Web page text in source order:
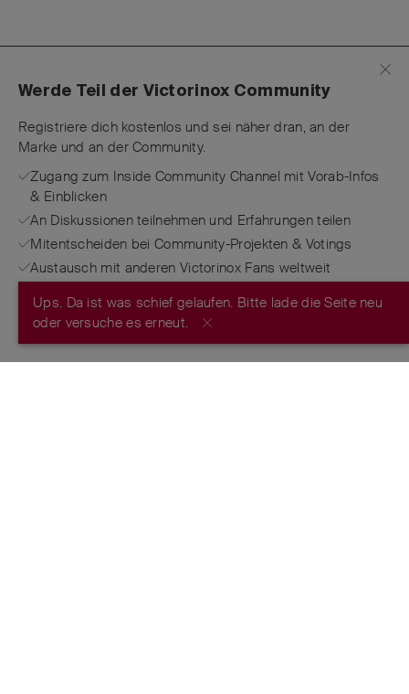
Ups. Da ist was schief gelaufen. Bitte lade die Seite neu
oder versuche es erneut.
Werde Teil der Victorinox Community
Registriere dich kostenlos und sei näher dran, an der
Marke und an der Community.
Zugang zum Inside Community Channel mit Vorab-Infos
& Einblicken
An Diskussionen teilnehmen und Erfahrungen teilen
Mitentscheiden bei Community-Projekten & Votings
Austausch mit anderen Victorinox Fans weltweit
JETZT REGISTRIEREN